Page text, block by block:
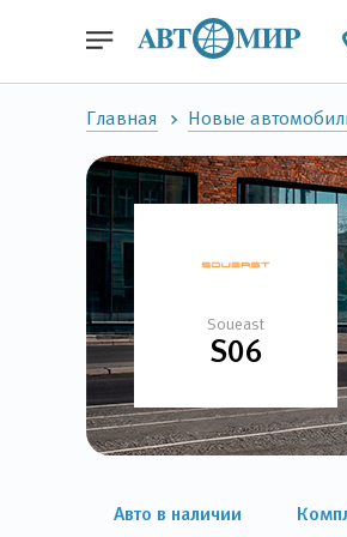
Главная Новые
Soueast
S06
Авто в наличии